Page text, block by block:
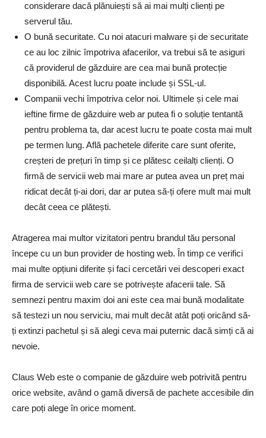
considerare dacă plănuiești să ai mai mulți clienți pe
serverul tău.
O bună securitate. Cu noi atacuri malware și de securitate
ce au loc zilnic împotriva afacerilor, va trebui să te asiguri
că providerul de găzduire are cea mai bună protecție
disponibilă. Acest lucru poate include și SSL-ul.
Companii vechi împotriva celor noi. Ultimele și cele mai
ieftine firme de găzduire web ar putea fi o soluție tentantă
pentru problema ta, dar acest lucru te poate costa mai mult
pe termen lung. Află pachetele diferite care sunt oferite,
creșteri de prețuri în timp și ce plătesc ceilalți clienți. O
firmă de servicii web mai mare ar putea avea un preț mai
ridicat decât ți-ai dori, dar ar putea să-ți ofere mult mai mult
decât ceea ce plătești.
Atragerea mai multor vizitatori pentru brandul tău personal
începe cu un bun provider de hosting web. În timp ce verifici
mai multe opțiuni diferite și faci cercetări vei descoperi exact
firma de servicii web care se potrivește afacerii tale. Să
semnezi pentru maxim doi ani este cea mai bună modalitate
să testezi un nou serviciu, mai mult decât atât poți oricând să-
ți extinzi pachetul și să alegi ceva mai puternic dacă simți că ai
nevoie.
Claus Web este o companie de găzduire web potrivită pentru
orice website, având o gamă diversă de pachete accesibile din
care poți alege în orice moment.